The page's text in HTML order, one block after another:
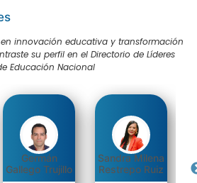
innovación educativa y transformación
su perfil en el Directorio de Líderes
Educación Nacional
Germán
Gallego Trujillo
Sandra Milena
Restrepo Ruiz